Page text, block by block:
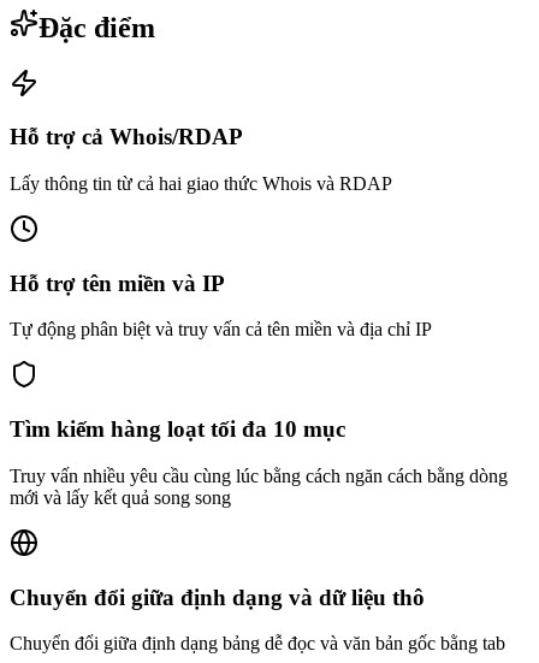
Đặc điểm
Hỗ trợ cả Whois/RDAP
Lấy thông tin từ cả hai giao thức Whois và RDAP
Hỗ trợ tên miền và IP
Tự động phân biệt và truy vấn cả tên miền và địa chỉ IP
Tìm kiếm hàng loạt tối đa 10 mục
Truy vấn nhiều yêu cầu cùng lúc bằng cách ngăn cách bằng dòng
mới và lấy kết quả song song
Chuyển đổi giữa định dạng và dữ liệu thô
Chuyển đổi giữa định dạng bảng dễ đọc và văn bản gốc bằng tab